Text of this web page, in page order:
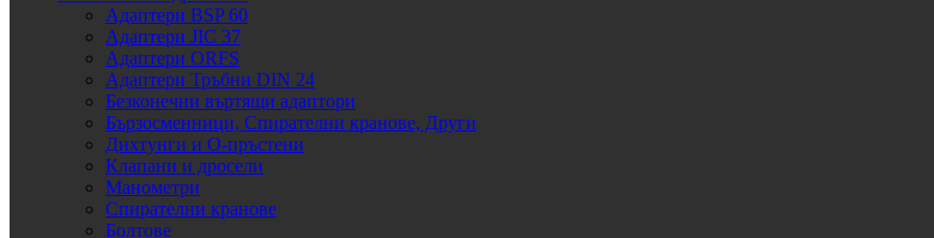
Адаптери BSP 60
Адаптери JIC 37
Адаптери ORFS
Адаптери Тръбни DIN 24
Безконечни въртящи адаптори
Бързосменници, Спирателни кранове, Други
Дихтунги и О-пръстени
Клапани и дросели
Манометри
Спирателни кранове
Болтове